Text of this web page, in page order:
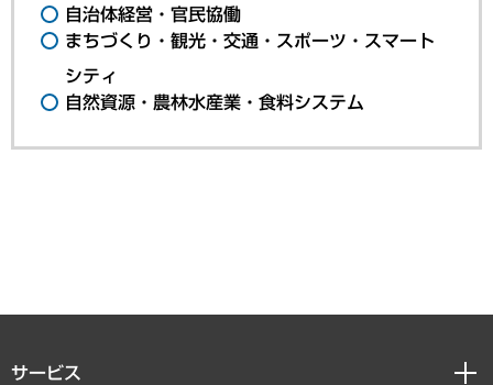
自治体経営・官民協働
まちづくり・観光・交通・スポーツ・スマート
シティ
自然資源・農林水産業・食料システム
サービス